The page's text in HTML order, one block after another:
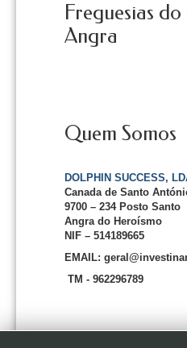
Freguesias
Angra
Quem Somos
DOLPHIN SUCCESS,
Canada de Santo
9700 – 234 Posto Santo
Angra do Heroísmo
NIF – 514189665
EMAIL:
TM - 962296789